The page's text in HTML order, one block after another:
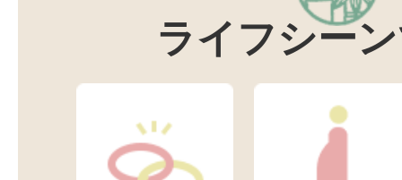
ライフシー